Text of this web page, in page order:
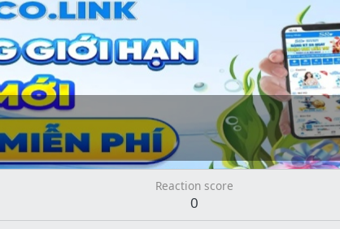
Reaction score
0